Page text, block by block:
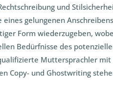
und
eines gelungenen
Form wiederzugeben,
Bedürfnisse des
Muttersprachler mit
Copy- und Ghostwriting